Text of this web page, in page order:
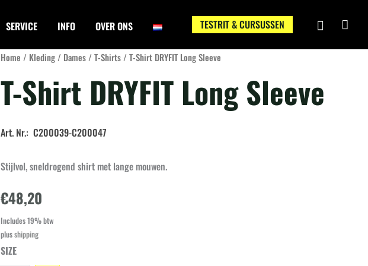
SERVICE INFO OVER ONS TESTRIT & CURSUSSEN
Home / Kleding/ Dames/ T-Shirts/ T-Shirt DRYFIT Long Sleeve
T-Shirt DRYFIT Long Sleeve
Art. Nr.: C200039-C200047
Stijlvol, sneldrogend shirt met lange mouwen.
€48,20
Includes 19% btw
plusshipping
SIZE